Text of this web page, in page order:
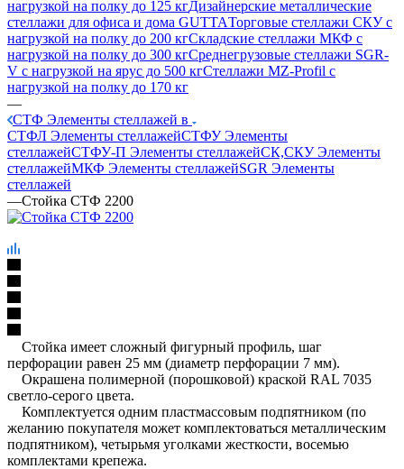
нагрузкой на полку до 125 кгДизайнерские металлические
стеллажи для офиса и дома GUTTAТорговые стеллажи СКУ с
нагрузкой на полку до 200 кгСкладские стеллажи МКФ с
нагрузкой на полку до 300 кгСреднегрузовые стеллажи SGR-
V с нагрузкой на ярус до 500 кгСтеллажи MZ-Profil с
нагрузкой на полку до 170 кг
—
СТФ Элементы стеллажей в
СТФЛ Элементы стеллажейСТФУ Элементы
стеллажейСТФУ-П Элементы стеллажейСК,СКУ Элементы
стеллажейМКФ Элементы стеллажейSGR Элементы
стеллажей
—Стойка СТФ 2200
Стойка имеет сложный фигурный профиль, шаг
перфорации равен 25 мм (диаметр перфорации 7 мм).
Окрашена полимерной (порошковой) краской RAL 7035
светло-серого цвета.
Комплектуется одним пластмассовым подпятником (по
желанию покупателя может комплектоваться металлическим
подпятником), четырьмя уголками жесткости, восемью
комплектами крепежа.